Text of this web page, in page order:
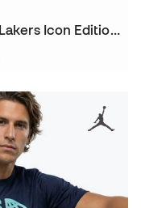
T-Shirt Los Angeles Lakers Icon Edition Luka Doncic